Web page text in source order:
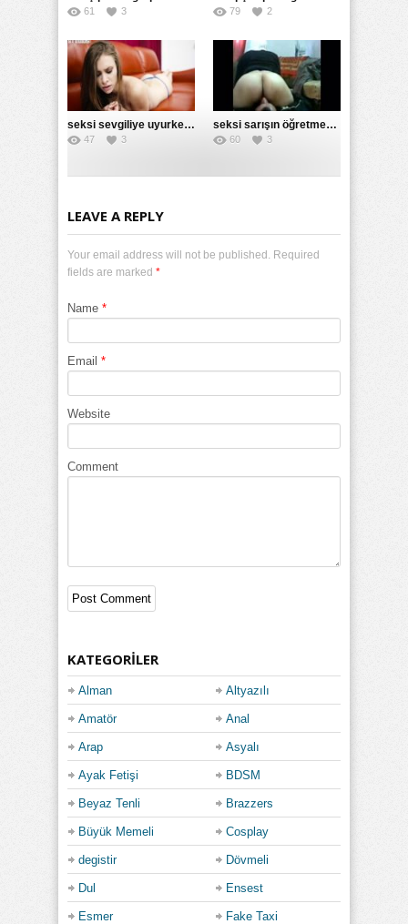
61 3 79 2
seksi sevgiliye uyurken am sikiş
47 3
seksi sarışın öğretmeniyle oral sikişti
60 3
LEAVE A REPLY
Your email address will not be published. Required
fields are marked *
Name *
Email *
Website
Comment
KATEGORILER
Alman Altyazılı
Amatör Anal
Arap Asyalı
Ayak Fetişi BDSM
Beyaz Tenli Brazzers
Büyük Memeli Cosplay
degistir Dövmeli
Dul Ensest
Esmer Fake Taxi